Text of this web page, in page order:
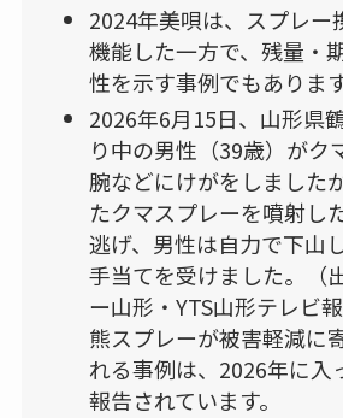
2024年美唄は、スプレー
機能した一方で、残量・
性を示す事例でもあります
2026年6月15日、山形県
り中の男性（39歳）がク
腕などにけがをしました
たクマスプレーを噴射し
逃げ、男性は自力で下山
手当てを受けました。（
ー山形・YTS山形テレビ
熊スプレーが被害軽減に
れる事例は、2026年に入
報告されています。